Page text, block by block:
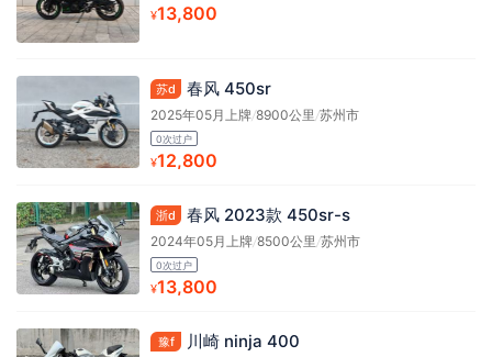
¥13,800
苏d 春风 450sr
2025年05月上牌/8900公里 /苏州市
0次过户
¥12,800
浙d 春风 2023款 450sr-s
2024年05月上牌/8500公里 /苏州市
0次过户
¥13,800
豫f 川崎 ninja 400